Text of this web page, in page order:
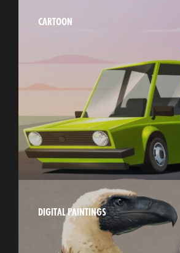
CARTOON
DIGITAL PAINTINGS